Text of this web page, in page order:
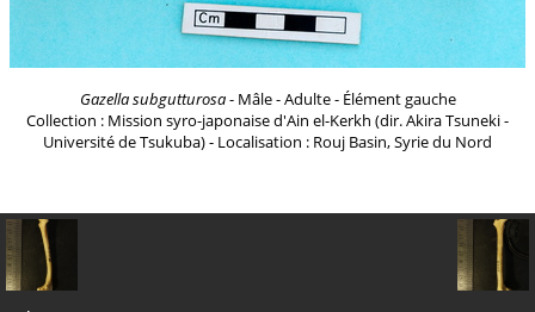
Gazella subgutturosa- Mâle - Adulte - Élément gauche
Collection : Mission syro-japonaise d'Ain el-Kerkh (dir. Akira Tsuneki -
Université de Tsukuba) - Localisation : Rouj Basin, Syrie du Nord